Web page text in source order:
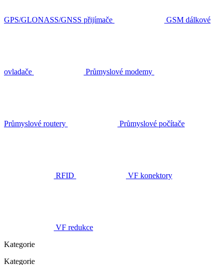
GPS/GLONASS/GNSS přijímače GSM dálkové
ovladače Průmyslové modemy
Průmyslové routery Průmyslové počítače
RFID VF konektory
VF redukce
Kategorie
Kategorie